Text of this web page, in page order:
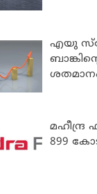
എയു
മഹീന്ദ്ര
899